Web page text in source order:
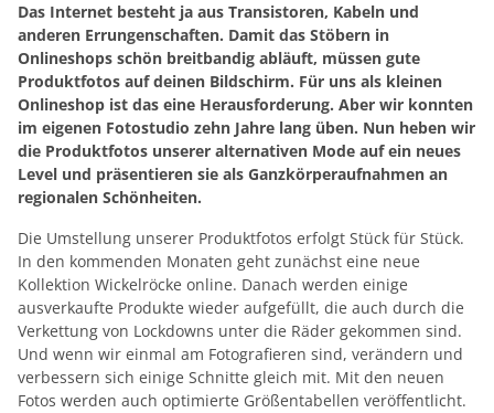
Das Internet besteht ja aus Transistoren, Kabeln und
anderen Errungenschaften. Damit das Stöbern in
Onlineshops schön breitbandig abläuft, müssen gute
Produktfotos auf deinen Bildschirm. Für uns als kleinen
Onlineshop ist das eine Herausforderung. Aber wir konnten
im eigenen Fotostudio zehn Jahre lang üben. Nun heben wir
die Produktfotos unserer alternativen Mode auf ein neues
Level und präsentieren sie als Ganzkörperaufnahmen an
regionalen Schönheiten.
Die Umstellung unserer Produktfotos erfolgt Stück für Stück.
In den kommenden Monaten geht zunächst eine neue
Kollektion Wickelröcke online. Danach werden einige
ausverkaufte Produkte wieder aufgefüllt, die auch durch die
Verkettung von Lockdowns unter die Räder gekommen sind.
Und wenn wir einmal am Fotografieren sind, verändern und
verbessern sich einige Schnitte gleich mit. Mit den neuen
Fotos werden auch optimierte Größentabellen veröffentlicht.